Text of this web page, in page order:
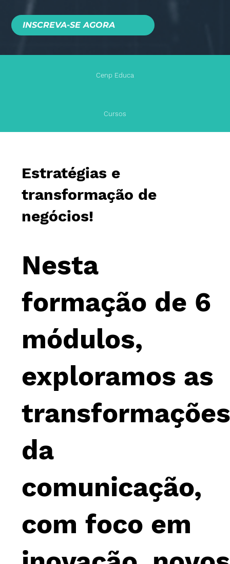
INSCREVA-SE AGORA
Cenp Educa
Cursos
Estratégias e
transformação de
negócios!
Nesta
formação de 6
módulos,
exploramos as
da
comunicação,
com foco em